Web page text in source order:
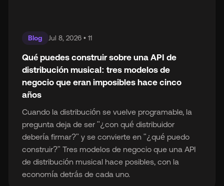
Blog Jul 8, 2026 • 11
Qué puedes construir sobre una API de
distribución musical: tres modelos de
negocio que eran imposibles hace cinco
años
Cuando la distribución se vuelve programable, la
pregunta deja de ser "¿con qué distribuidor
debería firmar?" y se convierte en "¿qué puedo
construir?" Tres modelos de negocio que una API
de distribución musical hace posibles, con la
economía detrás de cada uno.